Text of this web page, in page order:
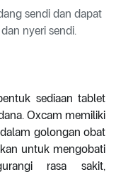
sendi dan dapat
nyeri sendi.
sediaan tablet
Oxcam memiliki
golongan obat
untuk mengobati
rasa sakit,